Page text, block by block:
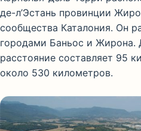
де-л’Эстань провинции
сообщества Каталония. Он
городами Баньос и Жирона.
расстояние составляет 95
около 530 километров.